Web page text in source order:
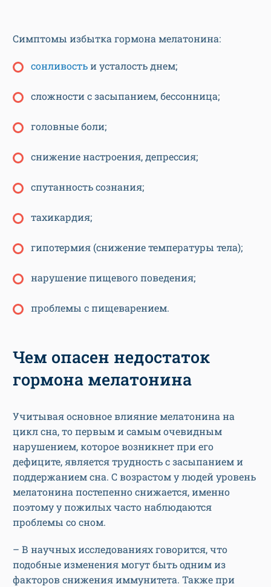
Симптомы избытка гормона мелатонина:
сонливостьи усталость днем;
сложности с засыпанием, бессонница;
головные боли;
снижение настроения, депрессия;
спутанность сознания;
тахикардия;
гипотермия (снижение температуры тела);
нарушение пищевого поведения;
проблемы с пищеварением.
Чем опасен недостаток
гормона мелатонина
Учитывая основное влияние мелатонина на
цикл сна, то первым и самым очевидным
нарушением, которое возникнет при его
дефиците, является трудность с засыпанием и
поддержанием сна. С возрастом у людей уровень
мелатонина постепенно снижается, именно
поэтому у пожилых часто наблюдаются
проблемы со сном.
– В научных исследованиях говорится, что
подобные изменения могут быть одним из
факторов снижения иммунитета. Также при